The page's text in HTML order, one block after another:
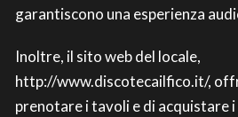
garantiscono una esperienza
Inoltre, il sito web del locale,
http://www.discotecailfico.it/,
prenotare i tavoli e di acquistare